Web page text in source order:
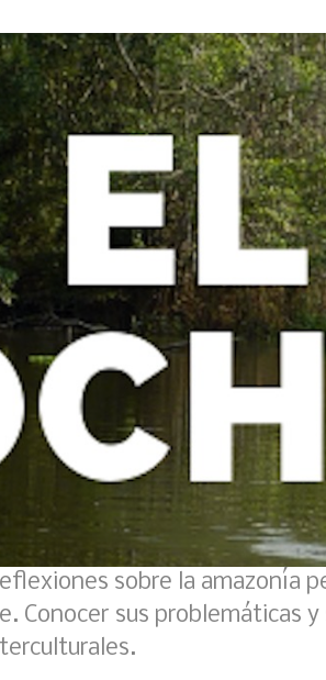
sobre la amazonía
Conocer sus problemáticas